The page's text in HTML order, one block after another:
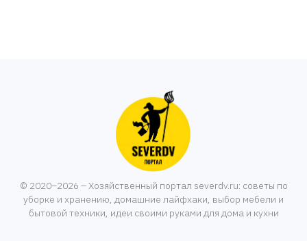
© 2020–2026 – Хозяйственный портал severdv.ru: советы по
уборке и хранению, домашние лайфхаки, выбор мебели и
бытовой техники, идеи своими руками для дома и кухни